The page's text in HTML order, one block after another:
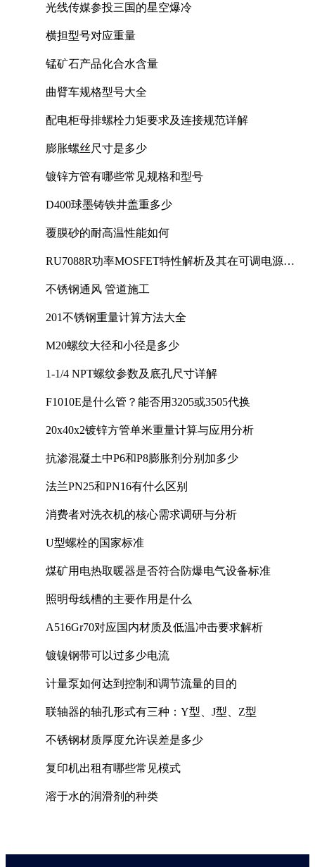
光线传媒参投三国的星空爆冷
横担型号对应重量
锰矿石产品化合水含量
曲臂车规格型号大全
配电柜母排螺栓力矩要求及连接规范详解
膨胀螺丝尺寸是多少
镀锌方管有哪些常见规格和型号
D400球墨铸铁井盖重多少
覆膜砂的耐高温性能如何
RU7088R功率MOSFET特性解析及其在可调电源设
不锈钢通风 管道施工
201不锈钢重量计算方法大全
M20螺纹大径和小径是多少
1-1/4 NPT螺纹参数及底孔尺寸详解
F1010E是什么管？能否用3205或3505代换
20x40x2镀锌方管单米重量计算与应用分析
抗渗混凝土中P6和P8膨胀剂分别加多少
法兰PN25和PN16有什么区别
消费者对洗衣机的核心需求调研与分析
U型螺栓的国家标准
煤矿用电热取暖器是否符合防爆电气设备标准
照明母线槽的主要作用是什么
A516Gr70对应国内材质及低温冲击要求解析
镀镍钢带可以过多少电流
计量泵如何达到控制和调节流量的目的
联轴器的轴孔形式有三种：Y型、J型、Z型
不锈钢材质厚度允许误差是多少
复印机出租有哪些常见模式
溶于水的润滑剂的种类